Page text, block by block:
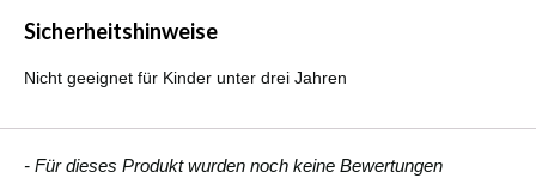
Sicherheitshinweise
Nicht geeignet für Kinder unter drei Jahren
- Für dieses Produkt wurden noch keine Bewertungen
New content loaded